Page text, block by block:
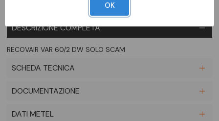
DESCRIZIONE COMPLETA
RECOVAIR VAR 60/2 DW SOLO SCAM
SCHEDA TECNICA
DOCUMENTAZIONE
DATI METEL
OK